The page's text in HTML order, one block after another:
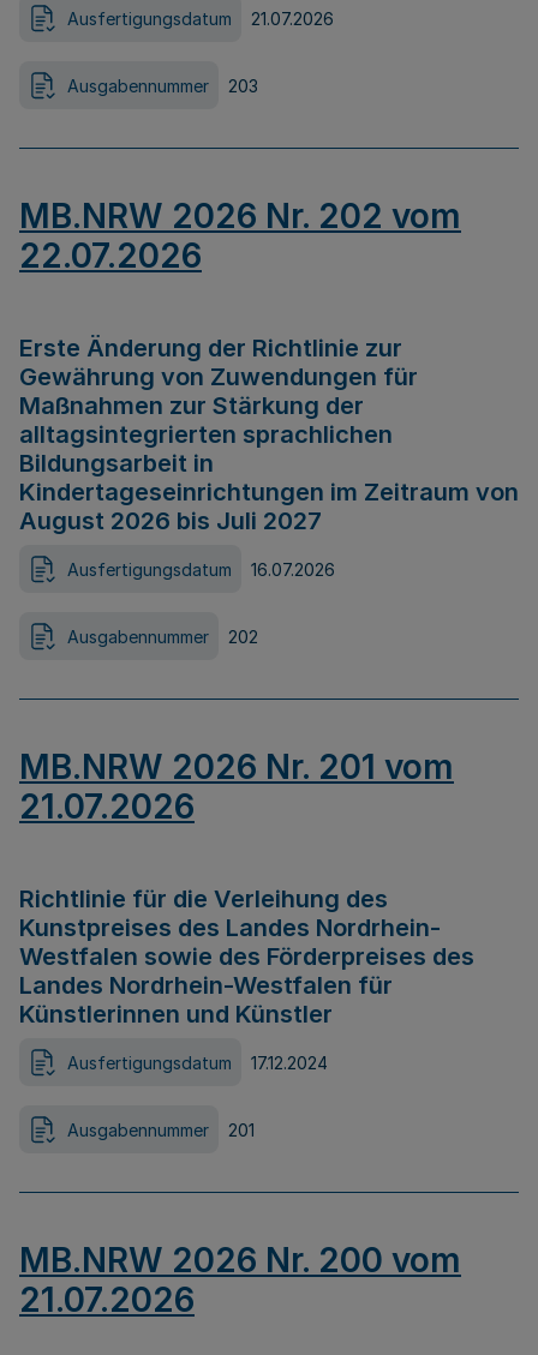
Ausfertigungsdatum 21.07.2026
Ausgabennummer 203
MB.NRW 2026 Nr. 202 vom
22.07.2026
Erste Änderung der Richtlinie zur
Gewährung von Zuwendungen für
Maßnahmen zur Stärkung der
alltagsintegrierten sprachlichen
Bildungsarbeit in
Kindertageseinrichtungen im Zeitraum von
August 2026 bis Juli 2027
Ausfertigungsdatum 16.07.2026
Ausgabennummer 202
MB.NRW 2026 Nr. 201 vom
21.07.2026
Richtlinie für die Verleihung des
Kunstpreises des Landes Nordrhein-
Westfalen sowie des Förderpreises des
Landes Nordrhein-Westfalen für
Künstlerinnen und Künstler
Ausfertigungsdatum 17.12.2024
Ausgabennummer 201
MB.NRW 2026 Nr. 200 vom
21.07.2026